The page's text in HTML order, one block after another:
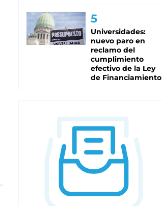
Universidades:
nuevo paro en
reclamo del
cumplimiento
efectivo de la Ley
de Financiamiento